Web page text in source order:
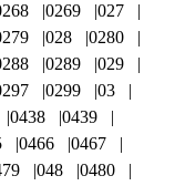
0269
027
028
0280
0289
029
0299
03
0438
0439
0466
0467
048
0480